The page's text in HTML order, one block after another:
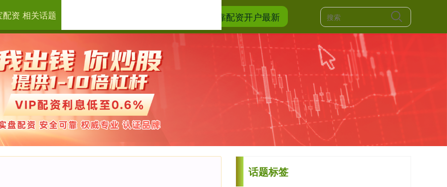
配资 炒股配资资讯 可靠配资开户最新
配资 相关话题
话题标签